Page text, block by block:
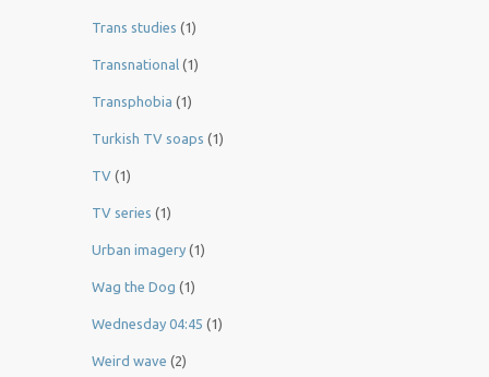
Trans studies (1)
Transnational (1)
Transphobia (1)
Turkish TV soaps (1)
TV (1)
TV series (1)
Urban imagery (1)
Wag the Dog (1)
Wednesday 04:45 (1)
Weird wave (2)